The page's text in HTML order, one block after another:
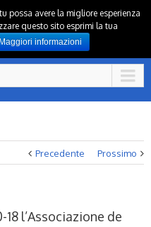
Precedente Prossimo
l’Associazione de
possa avere la migliore esperienza
questo sito esprimi la tua
Maggiori informazioni